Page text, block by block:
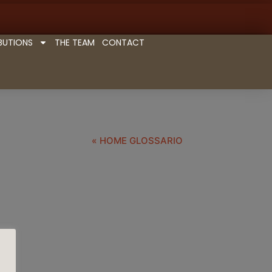
THE TEAM CONTACT
« HOME GLOSSARIO